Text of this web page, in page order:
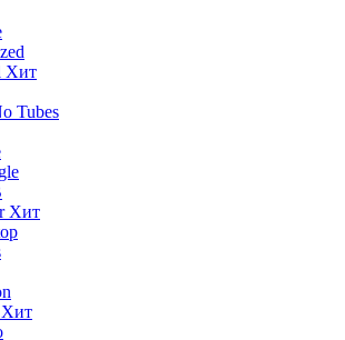
Хит
Tubes
Хит
Хит